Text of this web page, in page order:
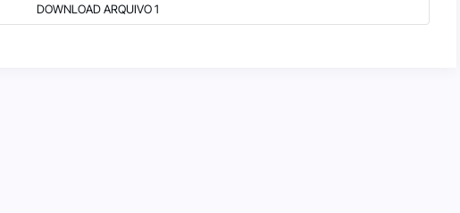
DOWNLOAD ARQUIVO 1